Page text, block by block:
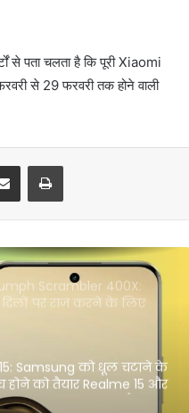
से पता चलता है कि पूरी Xiaomi
से 29 फरवरी तक होने वाली
सड़कों पर कर रही हैं राज,
हो रही है बिक्री
Scrambler 400X:
पर राज करने के लिए
फीचर्स मे है काफी बदलाव,
है कीमत
Samsung को धूल चटाने के
होने को तैयार Realme 15 और
भी होगा AI फ़ीचर से लैस
पर राज करने आ रहा है
iPhone 16 से मिल सकता है
कुछ खास फीचर्स से होगा लैस